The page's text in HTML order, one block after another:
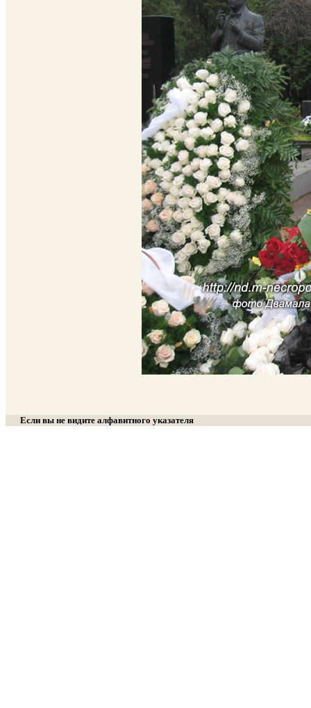
Если вы не видите алфавитного указателя